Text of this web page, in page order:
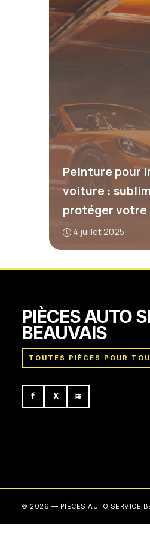
Peinture pour
voiture :
protéger
4 juillet 2025
PIÈCES AUTO
BEAUVAIS
TOUTES PIÈCES POUR
f X ≋
© 2026 — PIÈCES AUTO SERVICE